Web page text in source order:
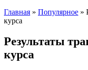
Главная » Популярное »
курса
Результаты
курса